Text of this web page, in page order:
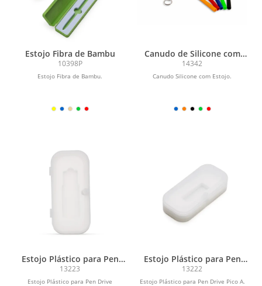
Estojo Fibra de Bambu
10398P
Estojo Fibra de Bambu.
Canudo de Silicone com
Estojo
14342
Canudo Silicone com Estojo.
Estojo Plástico para Pen
Drive
13223
Estojo Plástico para Pen Drive
Estojo Plástico para Pen
Drive
13222
Estojo Plástico para Pen Drive Pico A.